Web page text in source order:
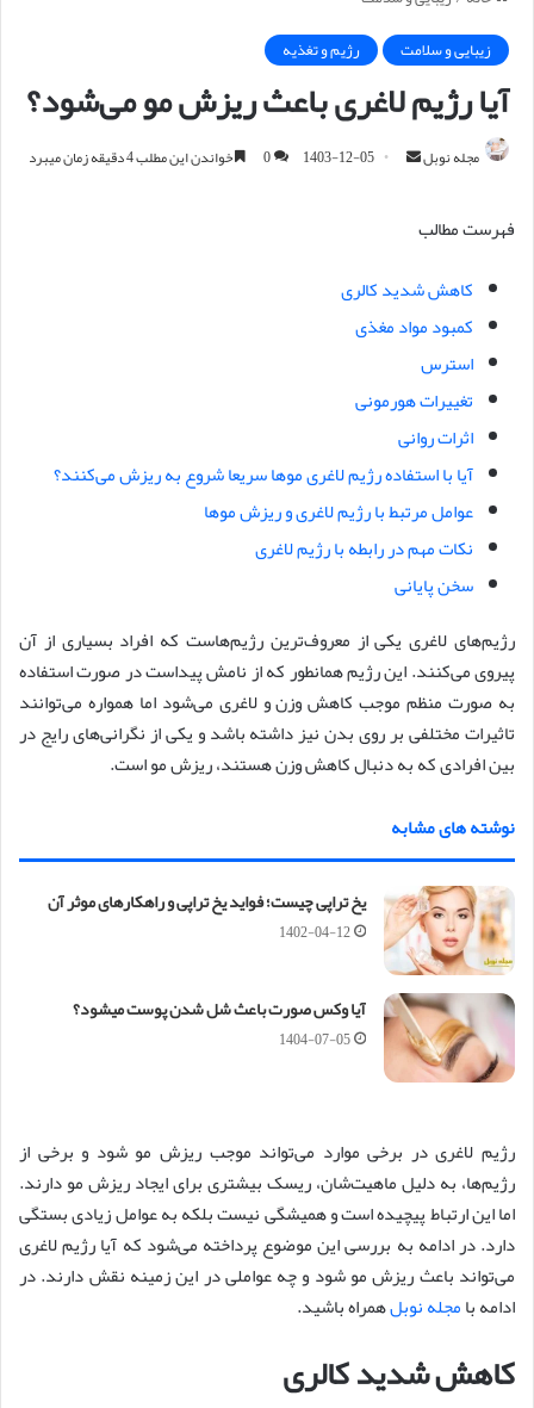
زیبایی و سلامت
رژیم و تغذیه
آیا رژیم لاغری باعث ریزش مو می‌شود؟
مجله نوبل
ا
ی
ل
1403-12-05
0 خواندن این مطلب 4 دقیقه زمان میبرد
فهرست مطالب
کاهش شدید کالری
کمبود مواد مغذی
استرس
تغییرات هورمونی
اثرات روانی
آیا با استفاده رژیم لاغری موها سریعا شروع به ریزش می‌کنند؟
عوامل مرتبط با رژیم لاغری و ریزش موها
نکات مهم در رابطه با رژیم لاغری
سخن پایانی
رژیم‌های لاغری یکی از معروف‌ترین رژیم‌هاست که افراد بسیاری از آن
پیروی می‌کنند. این رژیم همانطور که از نامش پیداست در صورت استفاده
به صورت منظم موجب کاهش وزن و لاغری می‌شود اما همواره می‌توانند
تاثیرات مختلفی بر روی بدن نیز داشته باشد و یکی از نگرانی‌های رایج در
بین افرادی که به دنبال کاهش وزن هستند، ریزش مو است.
نوشته های مشابه
یخ تراپی چیست؛ فواید یخ تراپی و راهکارهای موثر آن
1402-04-12
آیا وکس صورت باعث شل شدن پوست میشود؟
1404-07-05
رژیم لاغری در برخی موارد می‌تواند موجب ریزش مو شود و برخی از
رژیم‌ها، به دلیل ماهیت‌شان، ریسک بیشتری برای ایجاد ریزش مو دارند.
اما این ارتباط پیچیده است و همیشگی نیست بلکه به عوامل زیادی بستگی
دارد. در ادامه به بررسی این موضوع پرداخته می‌شود که آیا رژیم لاغری
می‌تواند باعث ریزش مو شود و چه عواملی در این زمینه نقش دارند. در
ادامه بامجله نوبلهمراه باشید.
کاهش شدید کالری